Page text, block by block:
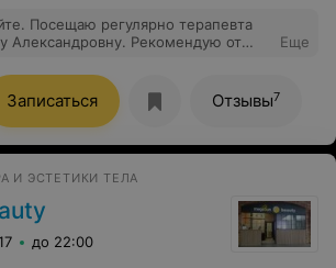
Посещаю регулярно терапевта
Александровну. Рекомендую от
Еще
Записаться Отзывы7
И ЭСТЕТИКИ ТЕЛА
до 22:00